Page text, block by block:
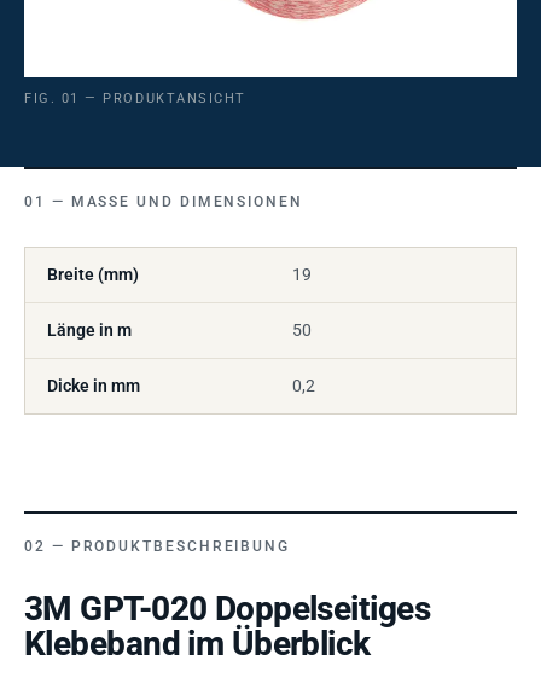
FIG. 01 — PRODUKTANSICHT
MASSE UND DIMENSIONEN
Breite (mm) 19
Länge in m 50
Dicke in mm 0,2
PRODUKTBESCHREIBUNG
3M GPT-020 Doppelseitiges
Klebeband im Überblick